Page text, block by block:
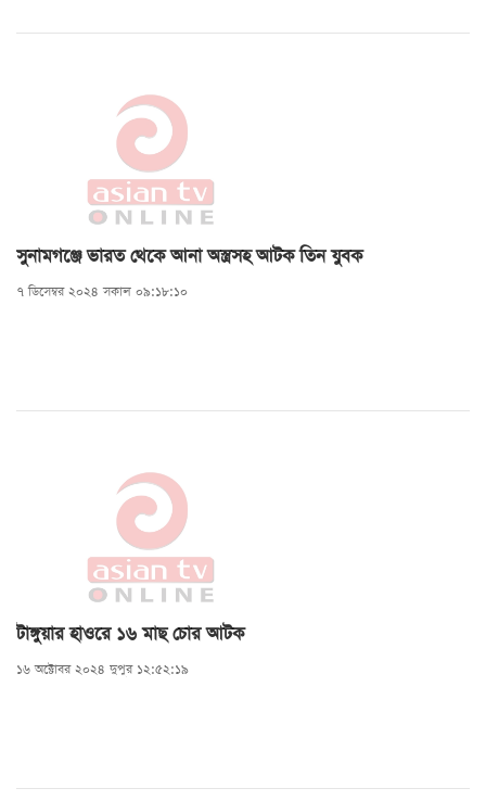
সুনামগঞ্জে ভারত থেকে আনা অস্ত্রসহ আটক তিন যুবক
৭ ডিসেম্বর ২০২৪ সকাল ০৯:১৮:১০
টাঙ্গুয়ার হাওরে ১৬ মাছ চোর আটক
১৬ অক্টোবর ২০২৪ দুপুর ১২:৫২:১৯